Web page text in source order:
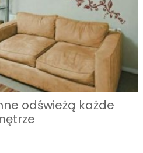
odświeżą każde